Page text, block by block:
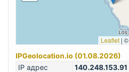
Leaflet | ©
IPGeolocation.io (01.08.2026)
IP адрес
140.248.153.91